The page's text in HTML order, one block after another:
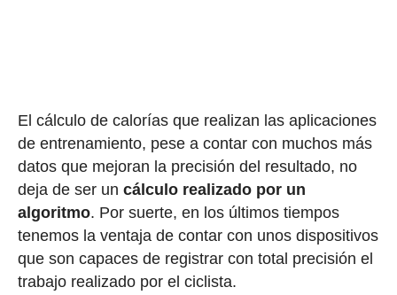
El cálculo de calorías que realizan las aplicaciones
de entrenamiento, pese a contar con muchos más
datos que mejoran la precisión del resultado, no
deja de ser un cálculo realizado por un
algoritmo. Por suerte, en los últimos tiempos
tenemos la ventaja de contar con unos dispositivos
que son capaces de registrar con total precisión el
trabajo realizado por el ciclista.